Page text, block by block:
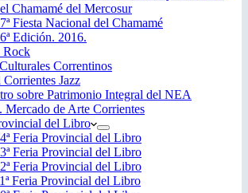
Chamamé del Mercosur
Fiesta Nacional del Chamamé
Edición. 2016.
Rock
Correntinos
Corrientes Jazz
sobre Patrimonio Integral del NEA
Mercado de Arte Corrientes
del Libro
Feria Provincial del Libro
Feria Provincial del Libro
Feria Provincial del Libro
Feria Provincial del Libro